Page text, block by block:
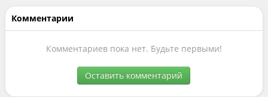
Комментарии
Комментариев пока нет. Будьте первыми!
Оставить комментарий